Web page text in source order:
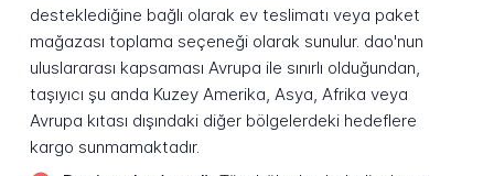
desteklediğine bağlı olarak ev teslimatı veya paket
mağazası toplama seçeneği olarak sunulur. dao'nun
uluslararası kapsaması Avrupa ile sınırlı olduğundan,
taşıyıcı şu anda Kuzey Amerika, Asya, Afrika veya
Avrupa kıtası dışındaki diğer bölgelerdeki hedeflere
kargo sunmamaktadır.